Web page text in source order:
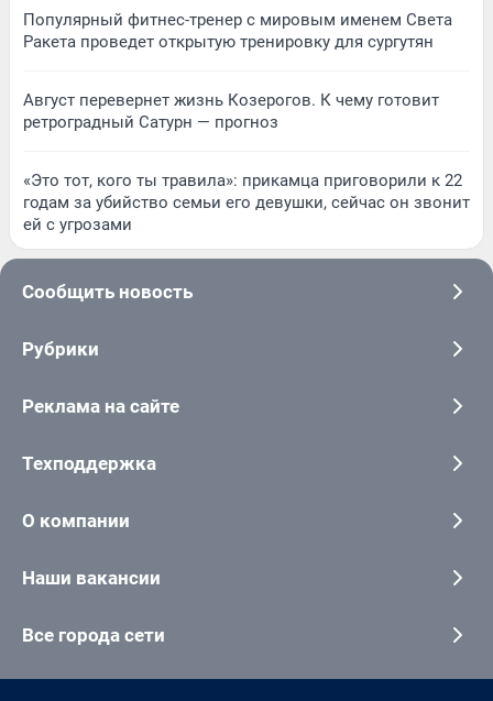
Популярный фитнес-тренер с мировым именем Света
Ракета проведет открытую тренировку для сургутян
Август перевернет жизнь Козерогов. К чему готовит
ретроградный Сатурн — прогноз
«Это тот, кого ты травила»: прикамца приговорили к 22
годам за убийство семьи его девушки, сейчас он звонит
ей с угрозами
Сообщить новость
Рубрики
Реклама на сайте
Техподдержка
О компании
Наши вакансии
Все города сети